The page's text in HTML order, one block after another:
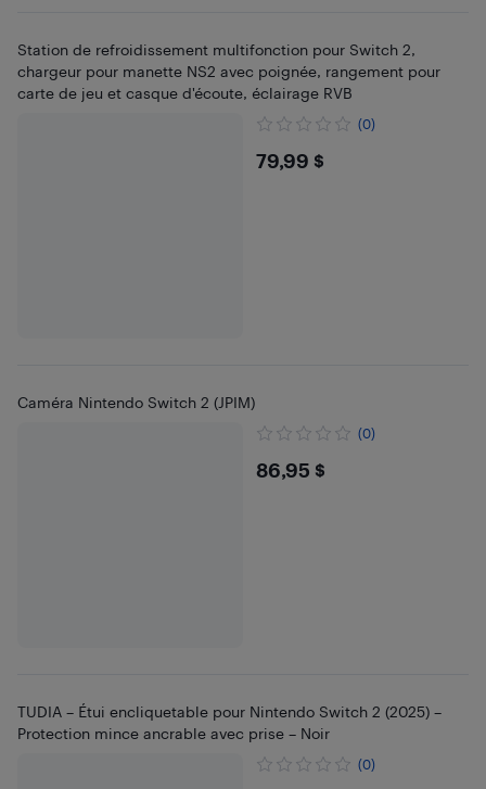
Station de refroidissement multifonction pour Switch 2,
chargeur pour manette NS2 avec poignée, rangement pour
carte de jeu et casque d'écoute, éclairage RVB
(0)
$79.99
79,99 $
Caméra Nintendo Switch 2 (JPIM)
(0)
$86.95
86,95 $
TUDIA – Étui encliquetable pour Nintendo Switch 2 (2025) –
Protection mince ancrable avec prise – Noir
(0)